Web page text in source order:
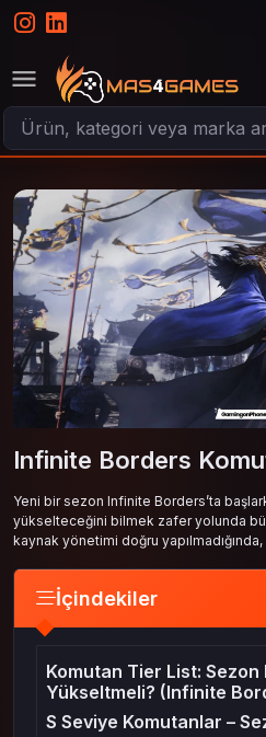
Infinite Borders
Yeni bir sezon Infinite Borders’ta
yükselteceğini bilmek zafer yolunda
kaynak yönetimi doğru
İçindekiler
Komutan Tier List: Sezon
Yükseltmeli? (Infinite
S Seviye Komutanlar –